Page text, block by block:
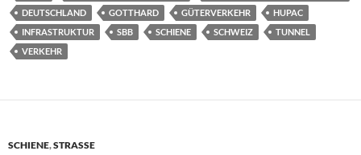
DEUTSCHLAND
GOTTHARD GÜTERVERKEHR
HUPAC
INFRASTRUKTUR
SBB SCHIENE SCHWEIZ
TUNNEL
VERKEHR
SCHIENE,STRASSE